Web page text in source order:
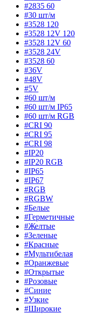
#2835 60
#30 шт/м
#3528 120
#3528 12V 120
#3528 12V 60
#3528 24V
#3528 60
#36V
#48V
#5V
#60 шт/м
#60 шт/м IP65
#60 шт/м RGB
#CRI 90
#CRI 95
#CRI 98
#IP20
#IP20 RGB
#IP65
#IP67
#RGB
#RGBW
#Белые
#Герметичные
#Желтые
#Зеленые
#Красные
#Мультибелая
#Оранжевые
#Открытые
#Розовые
#Синие
#Узкие
#Широкие